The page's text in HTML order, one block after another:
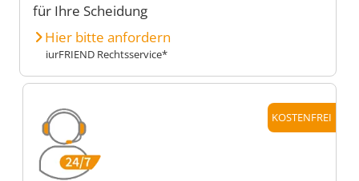
für Ihre Scheidung
Hier bitte anfordern
iurFRIEND Rechtsservice*
KOSTENFREI